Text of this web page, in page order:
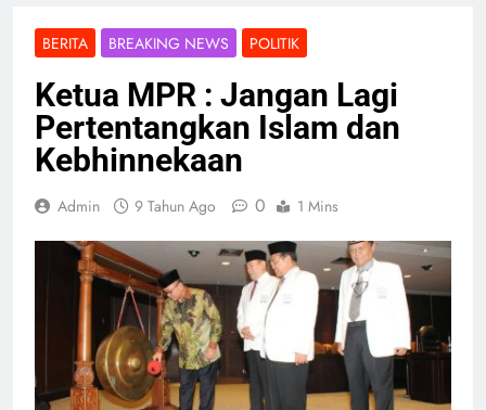
BERITA BREAKING NEWS POLITIK
Ketua MPR : Jangan Lagi
Pertentangkan Islam dan
Kebhinnekaan
Admin 9 Tahun Ago 0 1 Mins